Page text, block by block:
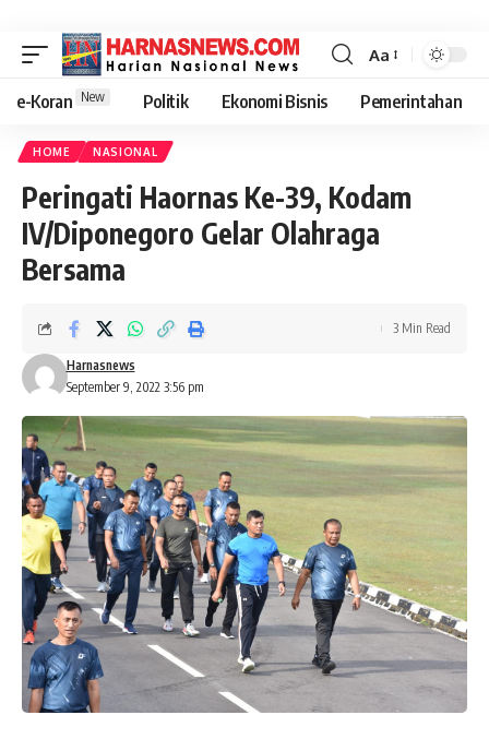
Aa
e-Koran New Politik Ekonomi Bisnis Pemerintahan
HOME NASIONAL
Peringati Haornas Ke-39, Kodam
IV/Diponegoro Gelar Olahraga
Bersama
September 9, 2022 3:56 pm
Harnasnews
3 Min Read